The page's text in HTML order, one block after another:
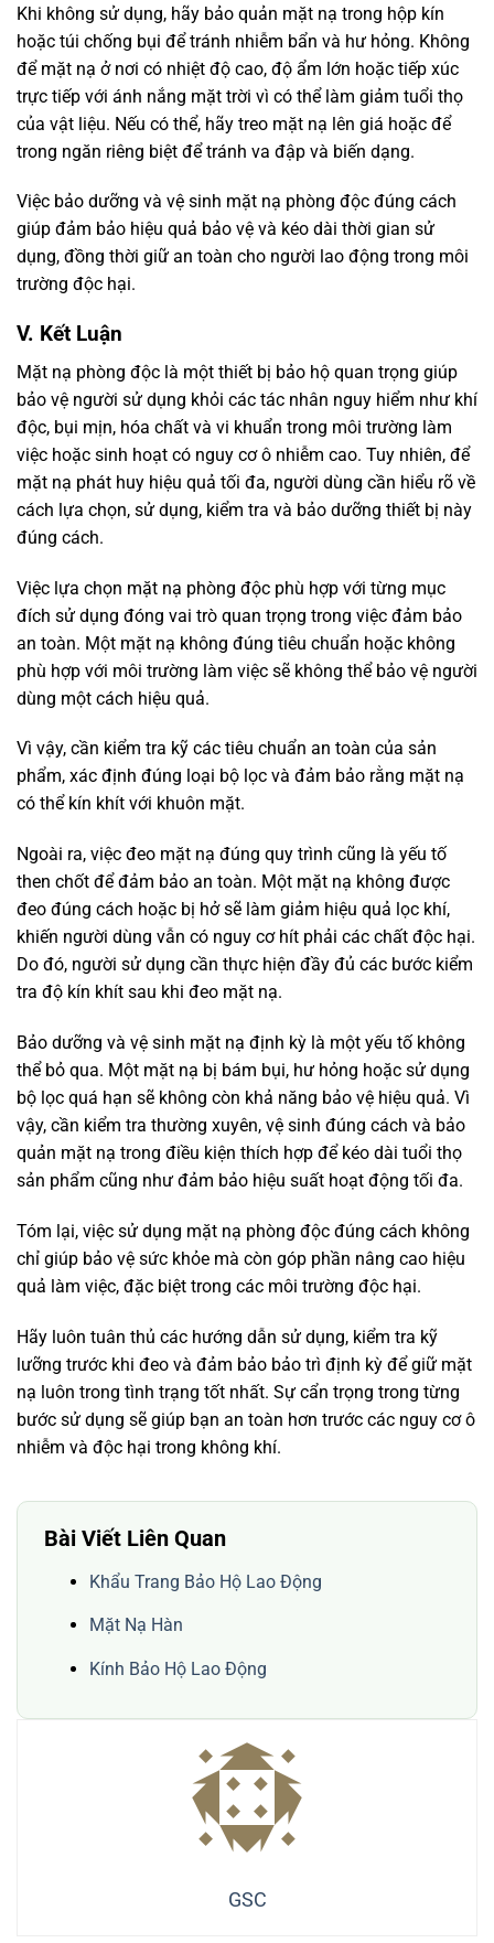
Khi không sử dụng, hãy bảo quản mặt nạ trong hộp kín
hoặc túi chống bụi để tránh nhiễm bẩn và hư hỏng. Không
để mặt nạ ở nơi có nhiệt độ cao, độ ẩm lớn hoặc tiếp xúc
trực tiếp với ánh nắng mặt trời vì có thể làm giảm tuổi thọ
của vật liệu. Nếu có thể, hãy treo mặt nạ lên giá hoặc để
trong ngăn riêng biệt để tránh va đập và biến dạng.
Việc bảo dưỡng và vệ sinh mặt nạ phòng độc đúng cách
giúp đảm bảo hiệu quả bảo vệ và kéo dài thời gian sử
dụng, đồng thời giữ an toàn cho người lao động trong môi
trường độc hại.
V. Kết Luận
Mặt nạ phòng độc là một thiết bị bảo hộ quan trọng giúp
bảo vệ người sử dụng khỏi các tác nhân nguy hiểm như khí
độc, bụi mịn, hóa chất và vi khuẩn trong môi trường làm
việc hoặc sinh hoạt có nguy cơ ô nhiễm cao. Tuy nhiên, để
mặt nạ phát huy hiệu quả tối đa, người dùng cần hiểu rõ về
cách lựa chọn, sử dụng, kiểm tra và bảo dưỡng thiết bị này
đúng cách.
Việc lựa chọn mặt nạ phòng độc phù hợp với từng mục
đích sử dụng đóng vai trò quan trọng trong việc đảm bảo
an toàn. Một mặt nạ không đúng tiêu chuẩn hoặc không
phù hợp với môi trường làm việc sẽ không thể bảo vệ người
dùng một cách hiệu quả.
Vì vậy, cần kiểm tra kỹ các tiêu chuẩn an toàn của sản
phẩm, xác định đúng loại bộ lọc và đảm bảo rằng mặt nạ
có thể kín khít với khuôn mặt.
Ngoài ra, việc đeo mặt nạ đúng quy trình cũng là yếu tố
then chốt để đảm bảo an toàn. Một mặt nạ không được
đeo đúng cách hoặc bị hở sẽ làm giảm hiệu quả lọc khí,
khiến người dùng vẫn có nguy cơ hít phải các chất độc hại.
Do đó, người sử dụng cần thực hiện đầy đủ các bước kiểm
tra độ kín khít sau khi đeo mặt nạ.
Bảo dưỡng và vệ sinh mặt nạ định kỳ là một yếu tố không
thể bỏ qua. Một mặt nạ bị bám bụi, hư hỏng hoặc sử dụng
bộ lọc quá hạn sẽ không còn khả năng bảo vệ hiệu quả. Vì
vậy, cần kiểm tra thường xuyên, vệ sinh đúng cách và bảo
quản mặt nạ trong điều kiện thích hợp để kéo dài tuổi thọ
sản phẩm cũng như đảm bảo hiệu suất hoạt động tối đa.
Tóm lại, việc sử dụng mặt nạ phòng độc đúng cách không
chỉ giúp bảo vệ sức khỏe mà còn góp phần nâng cao hiệu
quả làm việc, đặc biệt trong các môi trường độc hại.
Hãy luôn tuân thủ các hướng dẫn sử dụng, kiểm tra kỹ
lưỡng trước khi đeo và đảm bảo bảo trì định kỳ để giữ mặt
nạ luôn trong tình trạng tốt nhất. Sự cẩn trọng trong từng
bước sử dụng sẽ giúp bạn an toàn hơn trước các nguy cơ ô
nhiễm và độc hại trong không khí.
Bài Viết Liên Quan
Khẩu Trang Bảo Hộ Lao Động
Mặt Nạ Hàn
Kính Bảo Hộ Lao Động
GSC